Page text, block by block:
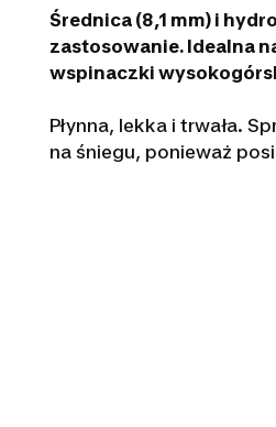
Średnica (8,1 mm) i
zastosowanie. Idealna
wspinaczki
Płynna, lekka i trwała.
na śniegu, ponieważ